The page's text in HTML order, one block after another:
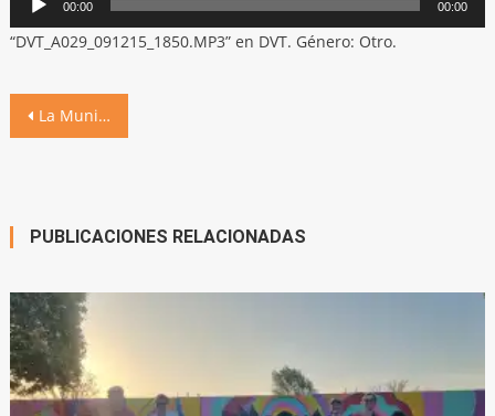
de
audio
00:00 00:00
“DVT_A029_091215_1850.MP3” en DVT. Género: Otro.
Navegación
La Municipalidad otorga un nuevo incremento salarial: alcanza el 58,7% en el año
PUBLICACIONES RELACIONADAS